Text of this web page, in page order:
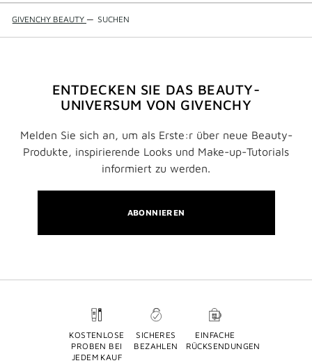
GIVENCHY BEAUTY — SUCHEN
ENTDECKEN SIE DAS BEAUTY-
UNIVERSUM VON GIVENCHY
Melden Sie sich an, um als Erste:r über neue Beauty-
Produkte, inspirierende Looks und Make-up-Tutorials
informiert zu werden.
ABONNIEREN
KOSTENLOSE
PROBEN BEI
JEDEM KAUF
SICHERES
BEZAHLEN
EINFACHE
RÜCKSENDUNGEN